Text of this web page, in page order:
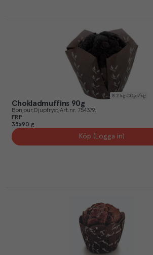
8.2 kg CO₂e/kg
Chokladmuffins 90g
Bonjour Djupfryst Art.nr. 754379
FRP
35x90 g
Köp (Logga in)